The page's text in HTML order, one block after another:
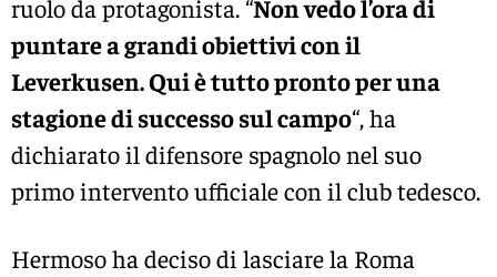
ruolo da protagonista. “Non vedo l’ora di
puntare a grandi obiettivi con il
Leverkusen. Qui è tutto pronto per una
stagione di successo sul campo“, ha
dichiarato il difensore spagnolo nel suo
primo intervento ufficiale con il club tedesco.
Hermoso ha deciso di lasciare la Roma